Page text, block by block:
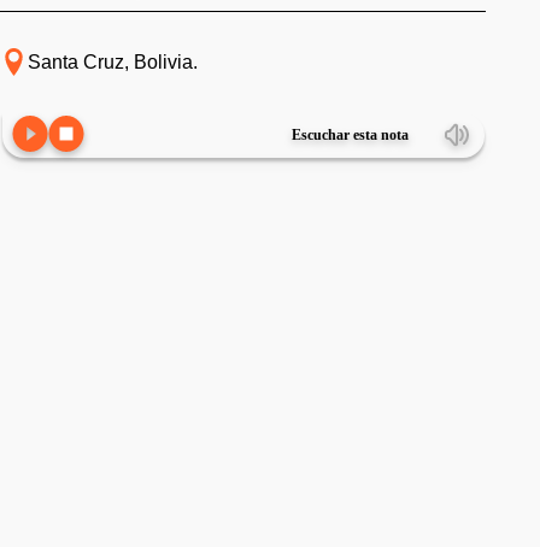
Santa Cruz, Bolivia.
Escuchar esta nota